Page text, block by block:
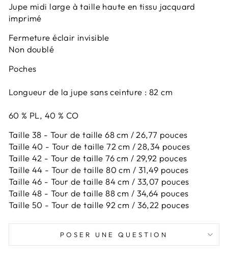
Jupe midi large à taille haute en tissu jacquard
imprimé
Fermeture éclair invisible
Non doublé
Poches
Longueur de la jupe sans ceinture : 82 cm
60 % PL, 40 % CO
Taille 38 - Tour de taille 68 cm / 26,77 pouces
Taille 40 - Tour de taille 72 cm / 28,34 pouces
Taille 42 - Tour de taille 76 cm / 29,92 pouces
Taille 44 - Tour de taille 80 cm / 31,49 pouces
Taille 46 - Tour de taille 84 cm / 33,07 pouces
Taille 48 - Tour de taille 88 cm / 34,64 pouces
Taille 50 - Tour de taille 92 cm / 36,22 pouces
POSER UNE QUESTION